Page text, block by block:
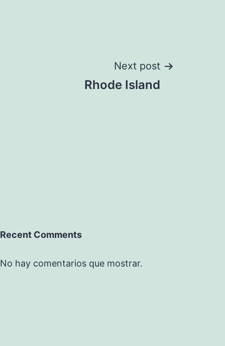
Next post
Rhode Island
Recent Comments
No hay comentarios que mostrar.